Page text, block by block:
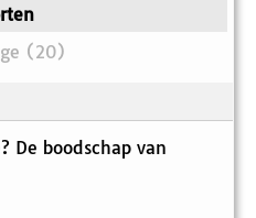
(20)
De boodschap van